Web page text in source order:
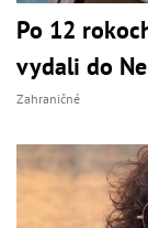
Po 12
vydali do
Zahraničné